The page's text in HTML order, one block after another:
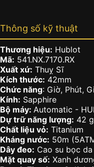
Thông số kỹ thuật
Thương hiệu: Hublot
Mã: 541.NX.7170.RX
Xuất xứ: Thuỵ Sĩ
Kích thước: 42mm
Chức năng: Giờ, Phút,
Kính: Sapphire
Bộ máy: Automatic -
Dự trữ năng lượng: 42
Chất liệu vỏ: Titanium
Kháng nước: 50m
Dây đeo: Cao su bọc
Mặt quay số: Xanh